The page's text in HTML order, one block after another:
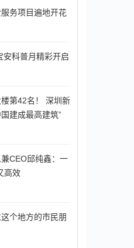
务项目遍地开花
安科普月精彩开启
第42名！ 深圳新
建成最高建筑”
CEO邱纯鑫：一
高效
个地方的市民朋